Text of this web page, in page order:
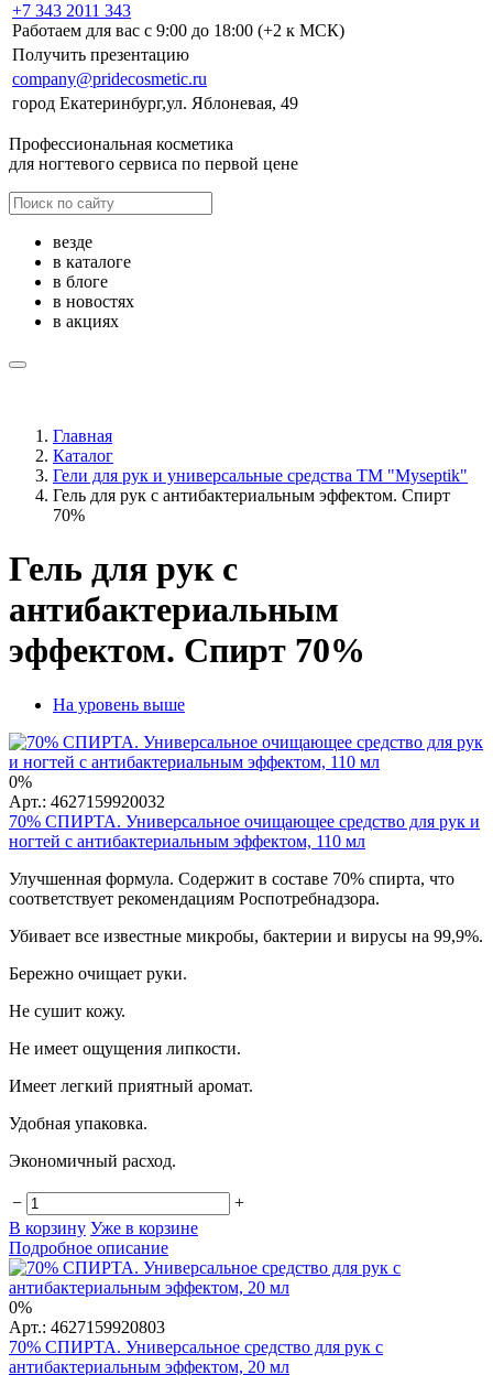
+7 343 2011 343
Работаем для вас с 9:00 до 18:00 (+2 к МСК)
Получить презентацию
company@pridecosmetic.ru
город Екатеринбург,ул. Яблоневая, 49
Профессиональная косметика
для ногтевого сервиса по первой цене
везде
в каталоге
в блоге
в новостях
в акциях
Главная
Каталог
Гели для рук и универсальные средства ТМ "Myseptik"
Гель для рук с антибактериальным эффектом. Спирт
70%
Гель для рук с
антибактериальным
эффектом. Спирт 70%
На уровень выше
0%
Арт.: 4627159920032
70% СПИРТА. Универсальное очищающее средство для рук и
ногтей с антибактериальным эффектом, 110 мл
Улучшенная формула. Содержит в составе 70% спирта, что
соответствует рекомендациям Роспотребнадзора.
Убивает все известные микробы, бактерии и вирусы на 99,9%.
Бережно очищает руки.
Не сушит кожу.
Не имеет ощущения липкости.
Имеет легкий приятный аромат.
Удобная упаковка.
Экономичный расход.
−
+
В корзину Уже в корзине
Подробное описание
0%
Арт.: 4627159920803
70% СПИРТА. Универсальное средство для рук с
антибактериальным эффектом, 20 мл